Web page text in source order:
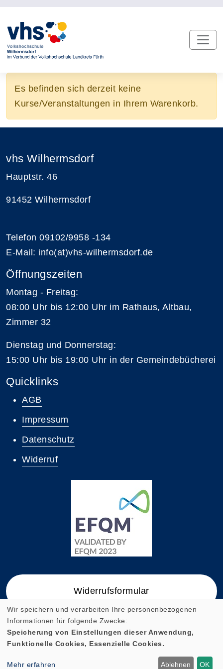
Es befinden sich derzeit keine
Kurse/Veranstaltungen in Ihrem Warenkorb.
vhs Wilhermsdorf
Hauptstr. 46
91452 Wilhermsdorf
Telefon 09102/9958 -134
E-Mail: info(at)vhs-wilhermsdorf.de
Öffnungszeiten
Montag - Freitag:
08:00 Uhr bis 12:00 Uhr im Rathaus, Altbau,
Zimmer 32
Dienstag und Donnerstag:
15:00 Uhr bis 19:00 Uhr in der Gemeindebücherei
Quicklinks
AGB
Impressum
Datenschutz
Widerruf
Widerrufsformular
Cookie Einstellungen
Wir speichern und verarbeiten Ihre personenbezogenen
Informationen für folgende Zwecke:
Speicherung von Einstellungen dieser Anwendung,
Funktionelle Cookies, Essenzielle Cookies.
Mehr erfahren Ablehnen OK